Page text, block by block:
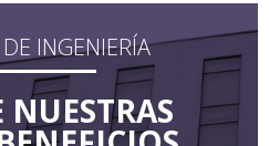
INGENIERÍA